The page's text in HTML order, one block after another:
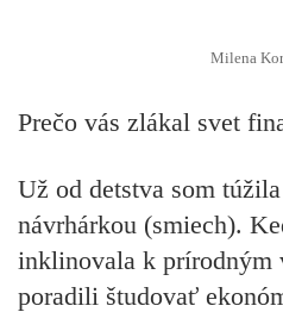
Milena
Prečo vás zlákal svet
Už od detstva som
návrhárkou (smiech).
inklinovala k prírodným
poradili študovať